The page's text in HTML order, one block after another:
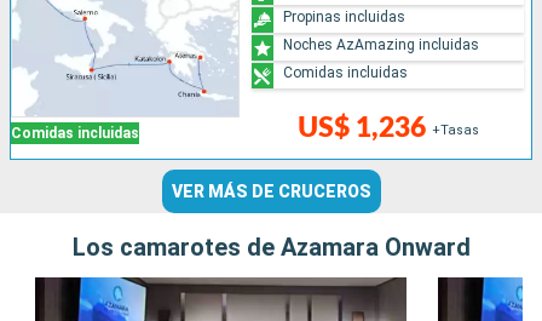
Comidas incluidas US$ 1,236 +Tasas
Propinas incluidas
Noches AzAmazing incluidas
Comidas incluidas
VER MÁS DE CRUCEROS
Los camarotes de Azamara Onward